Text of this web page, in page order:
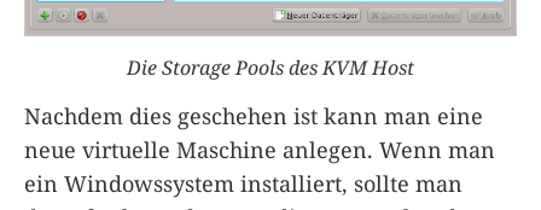
Die Storage Pools des KVM Host
Nachdem dies geschehen ist kann man eine
neue virtuelle Maschine anlegen. Wenn man
ein Windowssystem installiert, sollte man